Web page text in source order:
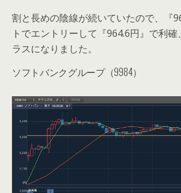
割と長めの陰線が続いていたので、『
トでエントリーして『964.6円』で利確
ラスになりました。
ソフトバンクグループ（9984）